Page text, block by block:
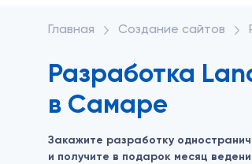
Главная Создание сайтов
Разработка
в Самаре
Закажите разработку
и получите в подарок месяц